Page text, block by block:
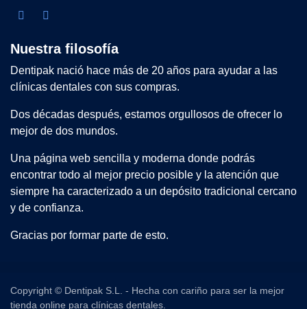
Nuestra filosofía
Dentipak nació hace más de 20 años para ayudar a las
clínicas dentales con sus compras.
Dos décadas después, estamos orgullosos de ofrecer lo
mejor de dos mundos.
Una página web sencilla y moderna donde podrás
encontrar todo al mejor precio posible y la atención que
siempre ha caracterizado a un depósito tradicional cercano
y de confianza.
Gracias por formar parte de esto.
Copyright © Dentipak S.L. - Hecha con cariño para ser la mejor
tienda online para clínicas dentales.